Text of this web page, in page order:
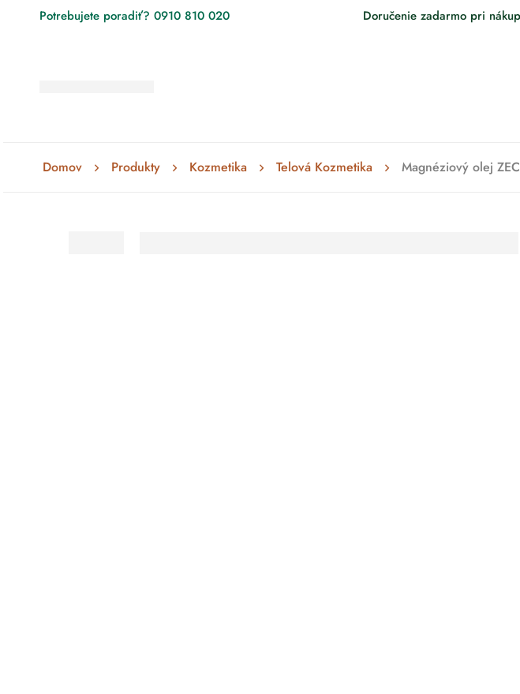
Potrebujete poradiť? 0910 810 020 Doručenie zadarmo pri
Domov Produkty Kozmetika Telová Kozmetika Magnéziový olej